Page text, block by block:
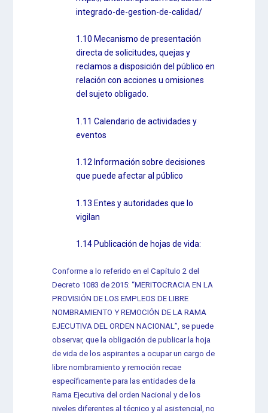
integrado-de-gestion-de-calidad/
1.10 Mecanismo de presentación
directa de solicitudes, quejas y
reclamos a disposición del público en
relación con acciones u omisiones
del sujeto obligado.
1.11 Calendario de actividades y
eventos
1.12 Información sobre decisiones
que puede afectar al público
1.13 Entes y autoridades que lo
vigilan
1.14 Publicación de hojas de vida:
Conforme a lo referido en el Capítulo 2 del
Decreto 1083 de 2015: “MERITOCRACIA EN LA
PROVISIÓN DE LOS EMPLEOS DE LIBRE
NOMBRAMIENTO Y REMOCIÓN DE LA RAMA
EJECUTIVA DEL ORDEN NACIONAL”, se puede
observar, que la obligación de publicar la hoja
de vida de los aspirantes a ocupar un cargo de
libre nombramiento y remoción recae
específicamente para las entidades de la
Rama Ejecutiva del orden Nacional y de los
niveles diferentes al técnico y al asistencial, no